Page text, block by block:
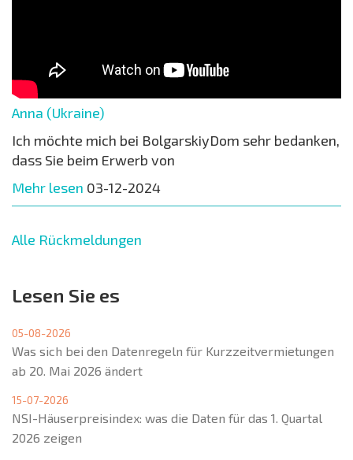
Anna (Ukraine)
Ich möchte mich bei BolgarskiyDom sehr bedanken,
dass Sie beim Erwerb von
Mehr lesen 03-12-2024
Alle Rückmeldungen
Lesen Sie es
05-08-2026
Was sich bei den Datenregeln für Kurzzeitvermietungen
ab 20. Mai 2026 ändert
15-07-2026
NSI-Häuserpreisindex: was die Daten für das 1. Quartal
2026 zeigen